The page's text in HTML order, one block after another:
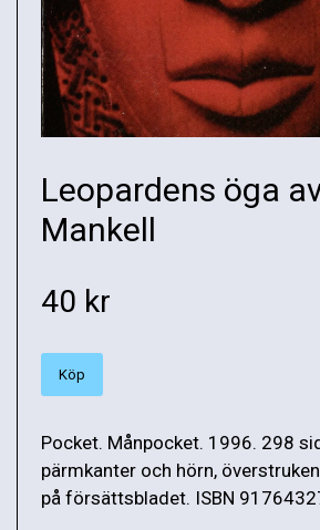
Leopardens öga
Mankell
40 kr
Köp
Pocket. Månpocket. 1996. 298
pärmkanter och hörn,
på försättsbladet. ISBN